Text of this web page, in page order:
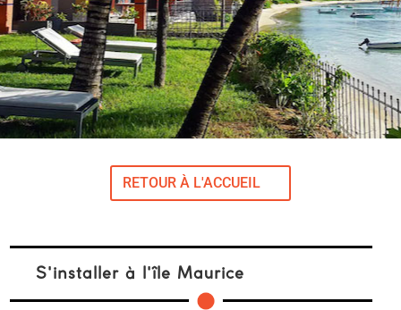
RETOUR À L'ACCUEIL
S'installer à l'île Maurice